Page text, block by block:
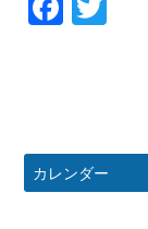
カレンダー